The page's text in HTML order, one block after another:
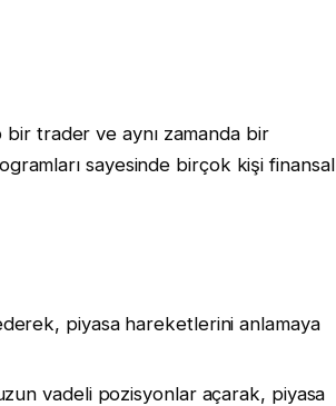
bir trader ve aynı zamanda bir
sayesinde birçok kişi finansal
piyasa hareketlerini anlamaya
vadeli pozisyonlar açarak, piyasa